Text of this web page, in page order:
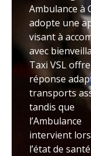
Ambulance à
adopte une
visant à
avec
Taxi VSL
réponse
transports
tandis que
l’Ambulance
intervient
l’état de